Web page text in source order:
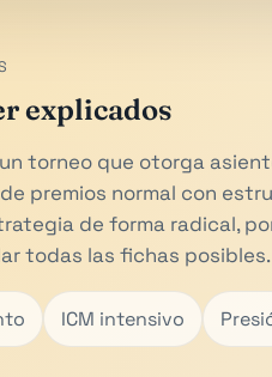
explicados
torneo que otorga
premios normal con
de forma radical,
todas las fichas posibles.
ICM intensivo